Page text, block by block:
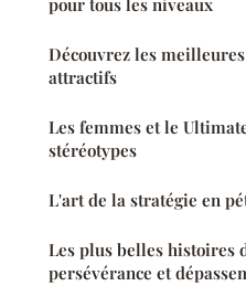
pour tous les niveaux
Découvrez les
attractifs
Les femmes et le
stéréotypes
L'art de la stratégie en
Les plus belles histoires
persévérance et